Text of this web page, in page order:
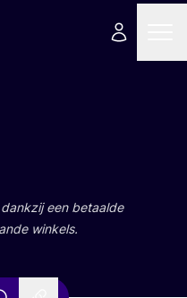
een betaal­de
winkels.